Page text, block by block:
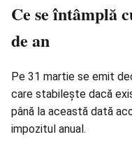
Ce se întâmplă
de an
Pe 31 martie se emit
care stabileşte dacă
până la această dată
impozitul anual.